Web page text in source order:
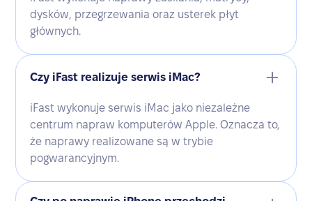
dysków, przegrzewania oraz usterek płyt
głównych.
Czy iFast realizuje serwis iMac?
iFast wykonuje serwis iMac jako niezależne
centrum napraw komputerów Apple. Oznacza to,
że naprawy realizowane są w trybie
pogwarancyjnym.